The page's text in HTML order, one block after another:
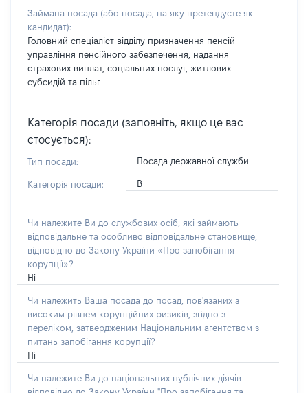
Займана посада (або посада, на яку претендуєте як
кандидат):
Головний спеціаліст відділу призначення пенсій
управління пенсійного забезпечення, надання
страхових виплат, соціальних послуг, житлових
субсидій та пільг
Категорія посади (заповніть, якщо це вас
стосується):
Тип посади: Посада державної служби
Категорія посади: В
Чи належите Ви до службових осіб, які займають
відповідальне та особливо відповідальне становище,
відповідно до Закону України «Про запобігання
корупції»?
Ні
Чи належить Ваша посада до посад, пов'язаних з
високим рівнем корупційних ризиків, згідно з
переліком, затвердженим Національним агентством з
питань запобігання корупції?
Ні
Чи належите Ви до національних публічних діячів